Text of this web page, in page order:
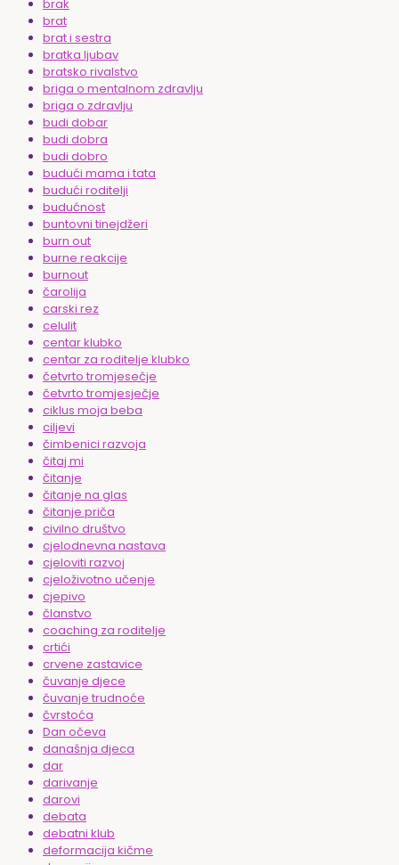
brak
brat
brat i sestra
bratka ljubav
bratsko rivalstvo
briga o mentalnom zdravlju
briga o zdravlju
budi dobar
budi dobra
budi dobro
budući mama i tata
budući roditelji
budućnost
buntovni tinejdžeri
burn out
burne reakcije
burnout
čarolija
carski rez
celulit
centar klubko
centar za roditelje klubko
četvrto tromjesečje
četvrto tromjesječje
ciklus moja beba
ciljevi
čimbenici razvoja
čitaj mi
čitanje
čitanje na glas
čitanje priča
civilno društvo
cjelodnevna nastava
cjeloviti razvoj
cjeloživotno učenje
cjepivo
članstvo
coaching za roditelje
crtići
crvene zastavice
čuvanje djece
čuvanje trudnoće
čvrstoća
Dan očeva
današnja djeca
dar
darivanje
darovi
debata
debatni klub
deformacija kičme